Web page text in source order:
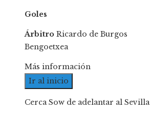
Goles
Árbitro Ricardo de Burgos
Bengoetxea
Más información
Ir al inicio
Cerca Sow de adelantar al Sevilla